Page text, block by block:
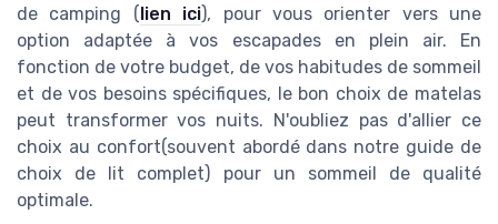
de camping ( lien ici), pour vous orienter vers une
option adaptée à vos escapades en plein air. En
fonction de votre budget, de vos habitudes de sommeil
et de vos besoins spécifiques, le bon choix de matelas
peut transformer vos nuits. N'oubliez pas d'allier ce
choix au confort(souvent abordé dans notre guide de
choix de lit complet) pour un sommeil de qualité
optimale.